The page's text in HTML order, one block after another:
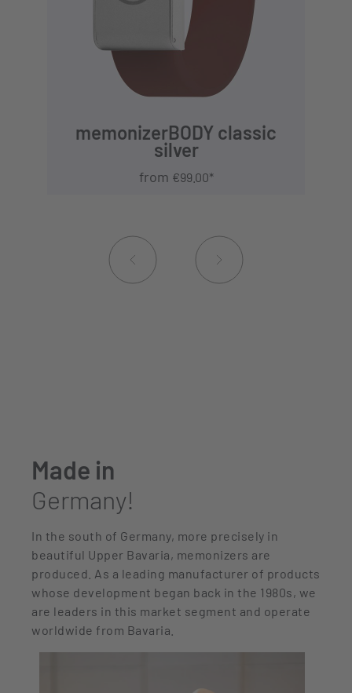
memonizerBODY classic
silver
from €99.00*
DETAILS
Made in
Germany!
In the south of Germany, more precisely in
beautiful Upper Bavaria, memonizers are
produced. As a leading manufacturer of products
whose development began back in the 1980s, we
are leaders in this market segment and operate
worldwide from Bavaria.